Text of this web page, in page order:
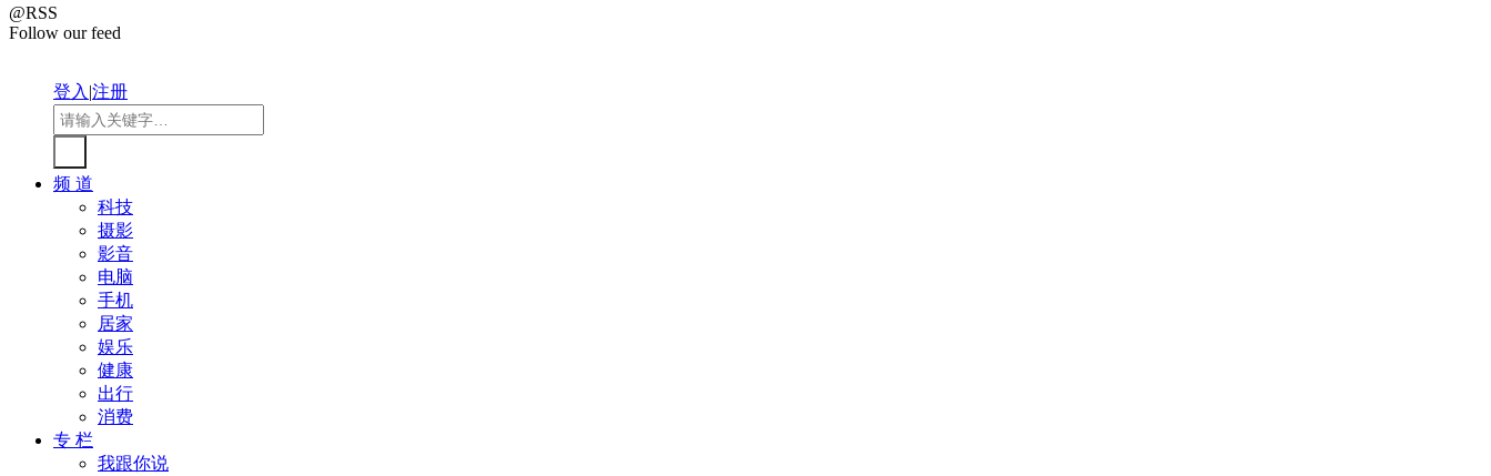
@RSS
Follow our feed
登入|注册
频 道
科技
摄影
影音
电脑
手机
居家
娱乐
健康
出行
消费
专 栏
我跟你说